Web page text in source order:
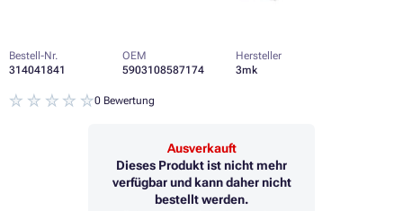
Bestell-Nr.
314041841
OEM
5903108587174
Hersteller
3mk
0 Bewertung
Ausverkauft
Dieses Produkt ist nicht mehr
verfügbar und kann daher nicht
bestellt werden.